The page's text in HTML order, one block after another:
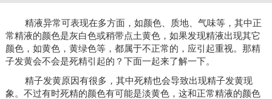
精液异常可表现在多方面，如颜色、质地、气味等，其中正
常精液的颜色是灰白色或稍带点土黄色，如果发现精液出现其它
颜色，如黄色，黄绿色等，都属于不正常的，应引起重视。那精
子发黄会不会是死精引起的？下面一起来了解一下。
精子发黄原因有很多，其中死精也会导致出现精子发黄现
象。不过有时死精的颜色有可能是淡黄色，这和正常精液的颜色